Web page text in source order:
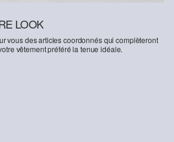
LOOK
vous des articles coordonnés qui complèteront
vêtement préféré la tenue idéale.